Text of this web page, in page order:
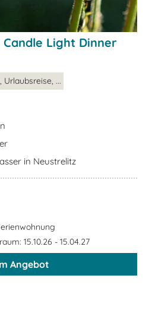
Light Dinner
...
in Neustrelitz
15.10.26 - 15.04.27
Angebot